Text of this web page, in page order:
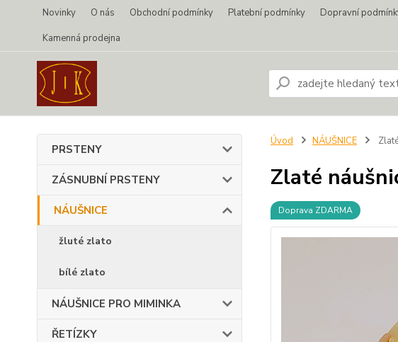
Novinky O nás Obchodní podmínky Platební podmínky Dopravní
Kamenná prodejna
PRSTENY
ZÁSNUBNÍ PRSTENY
NÁUŠNICE
žluté zlato
bílé zlato
NÁUŠNICE PRO MIMINKA
ŘETÍZKY
Úvod NÁUŠNICE
Zlaté
Doprava ZDARMA